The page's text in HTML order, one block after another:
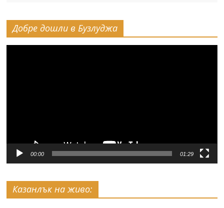
Добре дошли в Бузлуджа
00:00 01:29
Казанлък на живо: